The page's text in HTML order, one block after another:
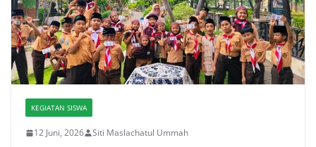
KEGIATAN SISWA
12 Juni, 2026 Siti Maslachatul Ummah